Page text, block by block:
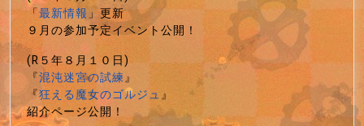
「最新情報」更新
９月の参加予定イベント公開！
(R５年８月１０日)
『混沌迷宮の試練』
『狂える魔女のゴルジュ』
紹介ページ公開！